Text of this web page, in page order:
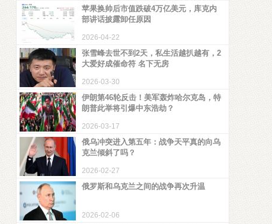
苹果换帅后市值跌破4万亿美元，库克内
部讲话披露卸任原因
2026-04-22
张雪峰去世不到2天，私生活越扒越有，2
大爱好成催命符 名下无房
2026-03-30
伊朗第46轮反击！美军轰炸哈尔克岛，特
朗普此举将引爆中东浩劫？
2026-03-17
俄乌冲突进入第五年：战争天平真的向乌
克兰倾斜了吗？
2026-02-27
俄罗斯和乌克兰之间的战争再次升温
2026-02-06